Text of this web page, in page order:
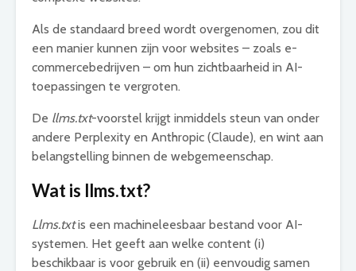
Als de standaard breed wordt overgenomen, zou dit
een manier kunnen zijn voor websites – zoals e-
commercebedrijven – om hun zichtbaarheid in AI-
toepassingen te vergroten.
De llms.txt-voorstel krijgt inmiddels steun van onder
andere Perplexity en Anthropic (Claude), en wint aan
belangstelling binnen de webgemeenschap.
Wat is llms.txt?
Llms.txtis een machineleesbaar bestand voor AI-
systemen. Het geeft aan welke content (i)
beschikbaar is voor gebruik en (ii) eenvoudig samen